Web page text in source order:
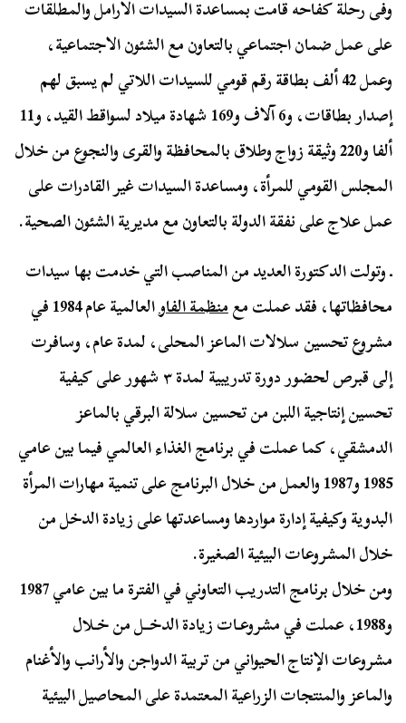
وفى رحلة كفاحه قامت بمساعدة السيدات الأرامل والمطلقات
على عمل ضمان اجتماعي بالتعاون مع الشئون الاجتماعية،
وعمل 42 ألف بطاقة رقم قومي للسيدات اللاتي لم يسبق لهم
إصدار بطاقات، و6 آلاف و169 شهادة ميلاد لسواقط القيد، و11
ألفا و220 وثيقة زواج وطلاق بالمحافظة والقرى والنجوع من خلال
المجلس القومي للمرأة، ومساعدة السيدات غير القادرات على
عمل علاج على نفقة الدولة بالتعاون مع مديرية الشئون الصحية.
ـ وتولت الدكتورة العديد من المناصب التي خدمت بها سيدات
محافظاتها، فقد عملت معمنظمة الفاو
العالمية عام 1984 في
مشروع تحسين سلالات الماعز المحلى، لمدة عام، وسافرت
إلى قبرص لحضور دورة تدريبية لمدة ٣ شهور على كيفية
تحسين إنتاجية اللبن من تحسين سلالة البرقي بالماعز
الدمشقي، كما عملت في برنامج الغذاء العالمي فيما بين عامي
1985 و1987 والعمل من خلال البرنامج على تنمية مهارات المرأة
البدوية وكيفية إدارة مواردها ومساعدتها على زيادة الدخل من
خلال المشروعات البيئية الصغيرة.
ومن خلال برنامج التدريب التعاوني في الفترة ما بين عامي 1987
و1988، عملت في مشروعـات زيادة الدخــل من خـلال
مشروعات الإنتاج الحيواني من تربية الدواجن والأرانب والأغنام
والماعز والمنتجات الزراعية المعتمدة على المحاصيل البيئية